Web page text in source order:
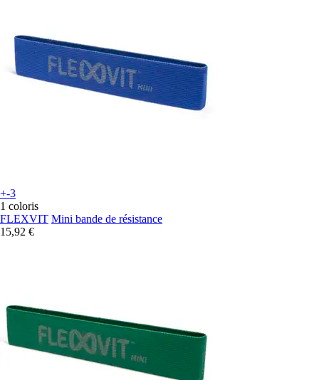
+-3
1 coloris
FLEXVIT Mini bande de résistance
15,92 €